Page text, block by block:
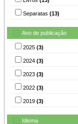
Separatas (13)
Ano de publicação
2025 (3)
2024 (3)
2023 (3)
2022 (3)
2019 (3)
Idioma